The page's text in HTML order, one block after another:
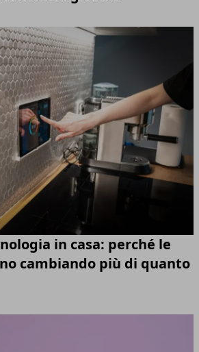
in casa: perché le
cambiando più di quanto